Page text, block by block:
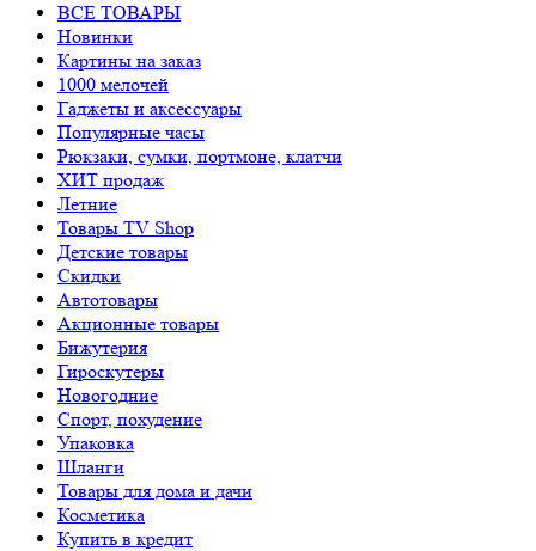
ВСЕ ТОВАРЫ
Новинки
Картины на заказ
1000 мелочей
Гаджеты и аксессуары
Популярные часы
Рюкзаки, сумки, портмоне, клатчи
ХИТ продаж
Летние
Товары TV Shop
Детские товары
Cкидки
Автотовары
Акционные товары
Бижутерия
Гироскутеры
Новогодние
Спорт, похудение
Упаковка
Шланги
Товары для дома и дачи
Косметика
Купить в кредит